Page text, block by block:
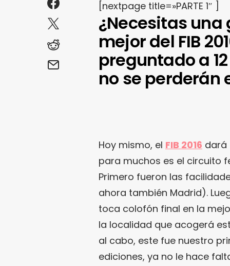
[nextpage title=»PARTE 1″ ]
¿Necesitas
mejor del FIB
preguntado a
no se perderán
Hoy mismo, el FIB 2016 dará
para muchos es el circuito
Primero fueron las
ahora también Madrid).
toca colofón final en la
la localidad que acogerá
al cabo, este fue nuestro
ediciones, ya no le hace